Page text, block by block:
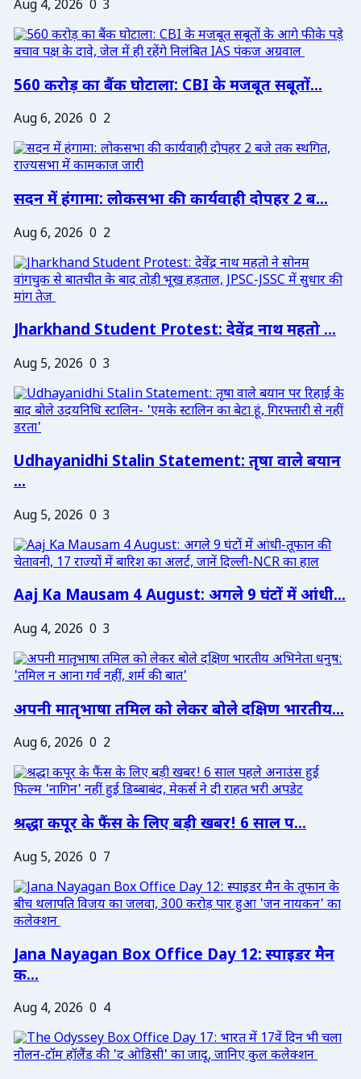
Aug 4, 2026 0 3
560 करोड़ का बैंक घोटाला: CBI के मजबूत सबूतों...
Aug 6, 2026 0 2
सदन में हंगामा: लोकसभा की कार्यवाही दोपहर 2 ब...
Aug 6, 2026 0 2
Jharkhand Student Protest: देवेंद्र नाथ महतो ...
Aug 5, 2026 0 3
Udhayanidhi Stalin Statement: तृषा वाले बयान
...
Aug 5, 2026 0 3
Aaj Ka Mausam 4 August: अगले 9 घंटों में आंधी...
Aug 4, 2026 0 3
अपनी मातृभाषा तमिल को लेकर बोले दक्षिण भारतीय...
Aug 6, 2026 0 2
श्रद्धा कपूर के फैंस के लिए बड़ी खबर! 6 साल प...
Aug 5, 2026 0 7
Jana Nayagan Box Office Day 12: स्पाइडर मैन
क...
Aug 4, 2026 0 4